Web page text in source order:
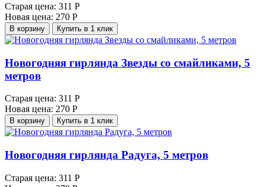
Старая цена: 311 Р
Новая цена: 270 Р
В корзину Купить в 1 клик
Новогодняя гирлянда Звезды со смайликами, 5
метров
Старая цена: 311 Р
Новая цена: 270 Р
В корзину Купить в 1 клик
Новогодняя гирлянда Радуга, 5 метров
Старая цена: 311 Р